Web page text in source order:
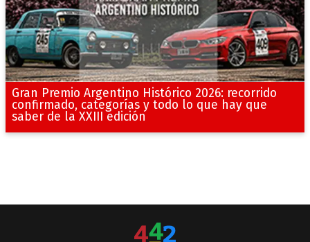
Gran Premio Argentino Histórico 2026: recorrido
confirmado, categorías y todo lo que hay que
saber de la XXIII edición